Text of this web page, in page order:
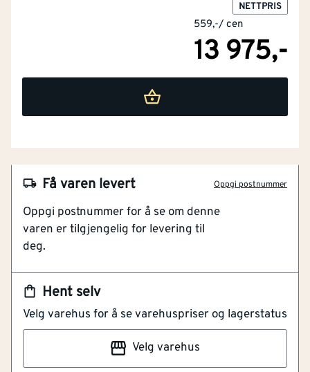
NETTPRIS
559,-/ cen
13 975,-
Hent selv
Velg varehus for å se varehuspriser og lagerstatus
Velg varehus
Få varen levert Oppgi postnummer
Oppgi postnummer for å se om denne
varen er tilgjengelig for levering til
deg.
Artikkelnummer
TETTESKIVE